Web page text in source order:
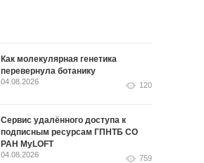
Как молекулярная генетика
перевернула ботанику
04.08.2026 120
Сервис удалённого доступа к
подписным ресурсам ГПНТБ СО
РАН MyLOFT
04.08.2026 759